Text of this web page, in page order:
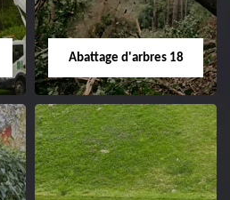
18
Spécialiste en pose et
changement grillage et
clôture 18 Cher tel:
02.52.56.49.40
Abattage d'arbres 18
Abattage d'arbres